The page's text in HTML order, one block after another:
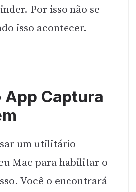
Por isso não se
isso acontecer.
App Captura
um utilitário
Mac para habilitar o
Você o encontrará